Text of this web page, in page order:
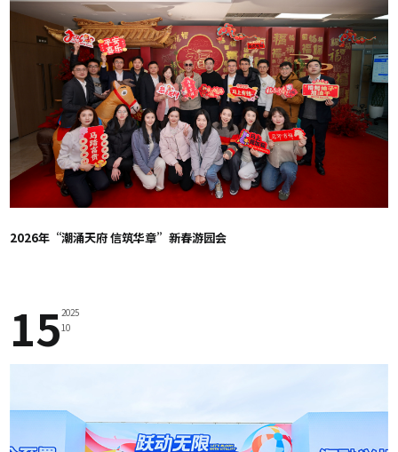
2026年“潮涌天府 信筑华章”新春游园会
152025
10